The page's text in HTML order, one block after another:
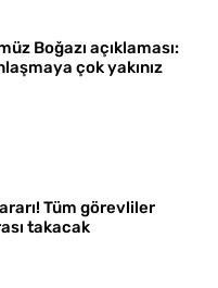
Boğazı açıklaması:
çok yakınız
Tüm görevliler
takacak